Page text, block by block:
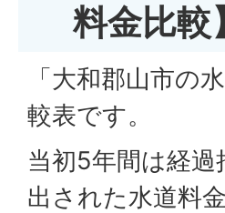
料金比較】
「大和郡山市の
較表です。
当初5年間は経
出された水道料